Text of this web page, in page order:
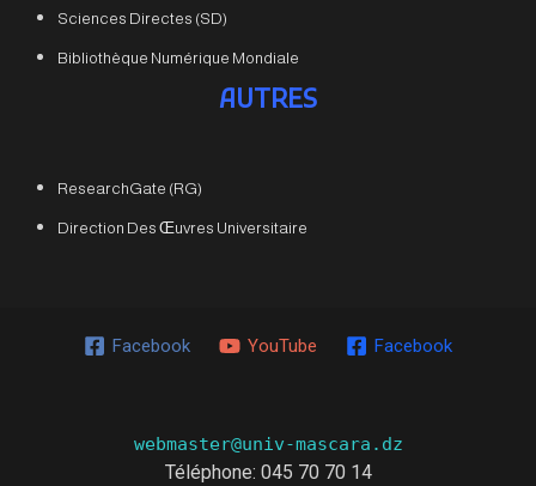
Sciences Directes (SD)
Bibliothèque Numérique Mondiale
AUTRES
ResearchGate (RG)
Direction Des Œuvres Universitaire
Facebook YouTube Facebook
webmaster@univ-mascara.dz
Téléphone: 045 70 70 14